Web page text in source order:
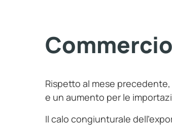
Rispetto al mese
e un aumento per le
Il calo congiunturale